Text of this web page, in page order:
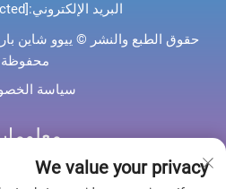
البريد الإلكتروني:[email protected]
حقوق الطبع والنشر © ييوو شاين
محفوظة
سياسة
اشترك لتلقي نشرتنا
We value your privacy